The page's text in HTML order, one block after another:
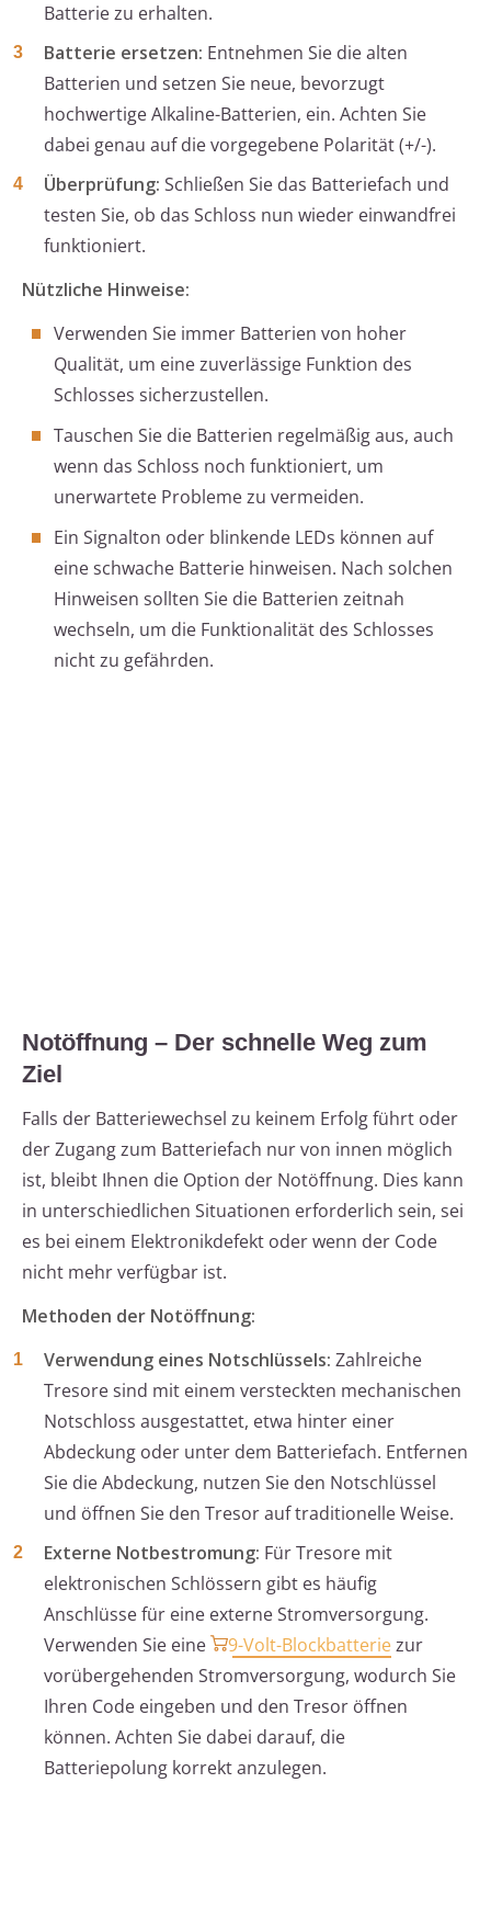
Batterie zu erhalten.
Batterie ersetzen: Entnehmen Sie die alten
Batterien und setzen Sie neue, bevorzugt
hochwertige Alkaline-Batterien, ein. Achten Sie
dabei genau auf die vorgegebene Polarität (+/-).
Überprüfung: Schließen Sie das Batteriefach und
testen Sie, ob das Schloss nun wieder einwandfrei
funktioniert.
Nützliche Hinweise:
Verwenden Sie immer Batterien von hoher
Qualität, um eine zuverlässige Funktion des
Schlosses sicherzustellen.
Tauschen Sie die Batterien regelmäßig aus, auch
wenn das Schloss noch funktioniert, um
unerwartete Probleme zu vermeiden.
Ein Signalton oder blinkende LEDs können auf
eine schwache Batterie hinweisen. Nach solchen
Hinweisen sollten Sie die Batterien zeitnah
wechseln, um die Funktionalität des Schlosses
nicht zu gefährden.
Notöffnung – Der schnelle Weg zum
Ziel
Falls der Batteriewechsel zu keinem Erfolg führt oder
der Zugang zum Batteriefach nur von innen möglich
ist, bleibt Ihnen die Option der Notöffnung. Dies kann
in unterschiedlichen Situationen erforderlich sein, sei
es bei einem Elektronikdefekt oder wenn der Code
nicht mehr verfügbar ist.
Methoden der Notöffnung:
Verwendung eines Notschlüssels: Zahlreiche
Tresore sind mit einem versteckten mechanischen
Notschloss ausgestattet, etwa hinter einer
Abdeckung oder unter dem Batteriefach. Entfernen
Sie die Abdeckung, nutzen Sie den Notschlüssel
und öffnen Sie den Tresor auf traditionelle Weise.
Externe Notbestromung: Für Tresore mit
elektronischen Schlössern gibt es häufig
Anschlüsse für eine externe Stromversorgung.
Verwenden Sie eine
9-Volt-Blockbatteriezur
vorübergehenden Stromversorgung, wodurch Sie
Ihren Code eingeben und den Tresor öffnen
können. Achten Sie dabei darauf, die
Batteriepolung korrekt anzulegen.